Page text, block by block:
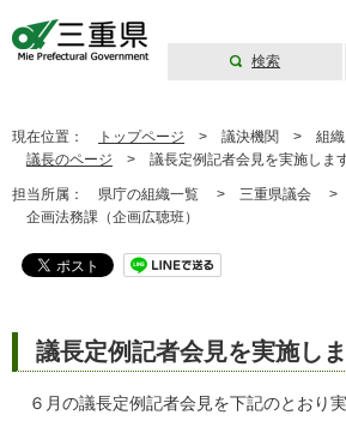
検索
現在位置： トップページ > 議決機関 > 組
議長のページ > 議長定例記者会見を実施しま
担当所属： 県庁の組織一覧 > 三重県議会 >
企画法務課（企画広聴班）
議長定例記者会見を実施しま
６月の議長定例記者会見を下記のとおり実